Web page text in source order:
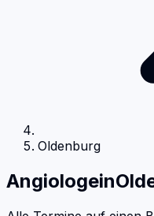
Oldenburg
Angiologein